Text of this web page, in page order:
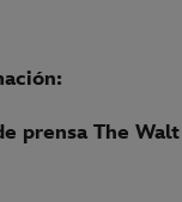
prensa The